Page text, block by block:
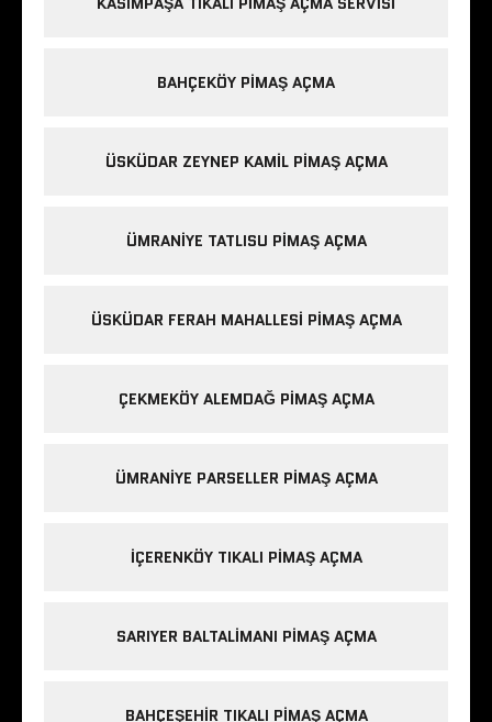
BAHÇEKÖY PIMAŞ AÇMA
ÜSKÜDAR ZEYNEP KAMIL PIMAŞ AÇMA
ÜMRANIYE TATLISU PIMAŞ AÇMA
ÜSKÜDAR FERAH MAHALLESI PIMAŞ AÇMA
ÇEKMEKÖY ALEMDAĞ PIMAŞ AÇMA
ÜMRANIYE PARSELLER PIMAŞ AÇMA
IÇERENKÖY TIKALI PIMAŞ AÇMA
SARIYER BALTALIMANI PIMAŞ AÇMA
BAHÇEŞEHIR TIKALI PIMAŞ AÇMA